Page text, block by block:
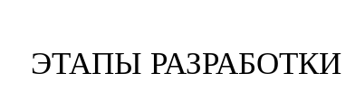
ЭТАПЫ РАЗРАБОТКИ